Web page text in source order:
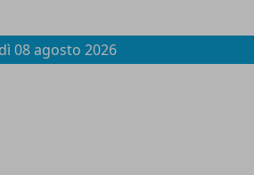
08 agosto 2026